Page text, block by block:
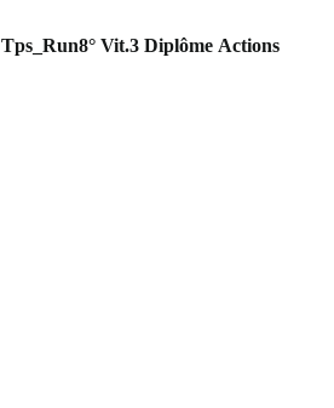
Tps_Run8° Vit.3 Diplôme Actions